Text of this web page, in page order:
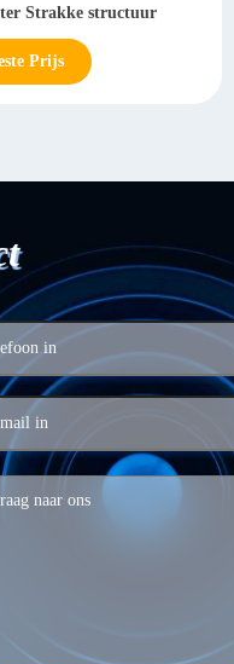
Strakke structuur
Prijs